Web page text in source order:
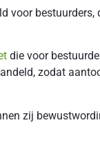
voor bestuurders,
die voor
zodat
zij